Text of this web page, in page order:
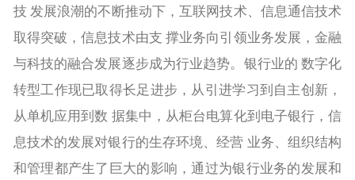
技 发展浪潮的不断推动下，互联网技术、信息通信技术
取得突破，信息技术由支 撑业务向引领业务发展，金融
与科技的融合发展逐步成为行业趋势。银行业的 数字化
转型工作现已取得长足进步，从引进学习到自主创新，
从单机应用到数 据集中，从柜台电算化到电子银行，信
息技术的发展对银行的生存环境、经营 业务、组织结构
和管理都产生了巨大的影响，通过为银行业务的发展和